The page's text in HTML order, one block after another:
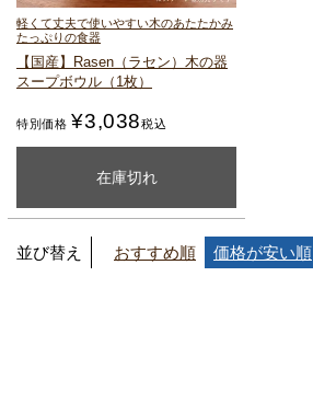
軽くて丈夫で使いやすい木のあたたかみ
たっぷりの食器
【国産】Rasen（ラセン） 木の器
スープボウル（1枚）
特別価格 ¥3,038税込
在庫切れ
購入ページを見る
並び替え おすすめ順 価格が安い順